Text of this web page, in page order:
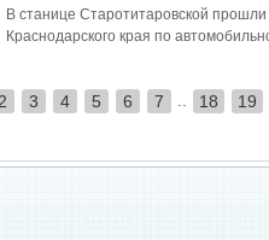
В станице Старотитаровской
Краснодарского края по
2 3 4 5 6 7 18 19